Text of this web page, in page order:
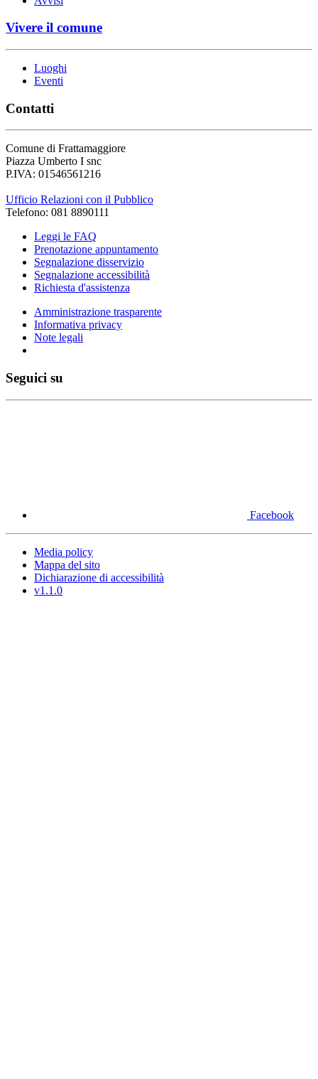
Vivere il comune
Luoghi
Eventi
Contatti
Comune di Frattamaggiore
Piazza Umberto I snc
P.IVA: 01546561216
Ufficio Relazioni con il Pubblico
Telefono: 081 8890111
Leggi le FAQ
Prenotazione appuntamento
Segnalazione disservizio
Segnalazione accessibilità
Richiesta d'assistenza
Amministrazione trasparente
Informativa privacy
Note legali
Seguici su
Facebook
Media policy
Mappa del sito
Dichiarazione di accessibilità
v1.1.0